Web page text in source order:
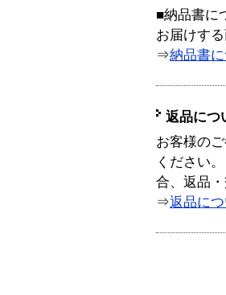
■納品書に
お届けす
⇒納品書
返品につ
お客様の
ください
合、返品
⇒返品に